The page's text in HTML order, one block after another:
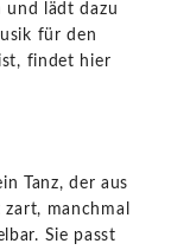
und lädt dazu
für den
findet hier
Tanz, der aus
manchmal
Sie passt